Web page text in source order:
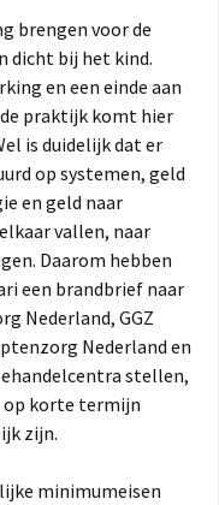
brengen voor de
dicht bij het kind.
en een einde aan
praktijk komt hier
is duidelijk dat er
op systemen, geld
en geld naar
vallen, naar
Daarom hebben
een brandbrief naar
Nederland, GGZ
Nederland en
stellen,
op korte termijn
zijn.
minimumeisen